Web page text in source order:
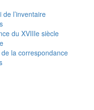
de l’inventaire
du XVIIIe siècle
la correspondance